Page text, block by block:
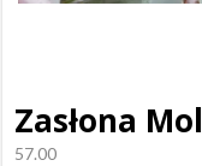
Zasłona
57.00